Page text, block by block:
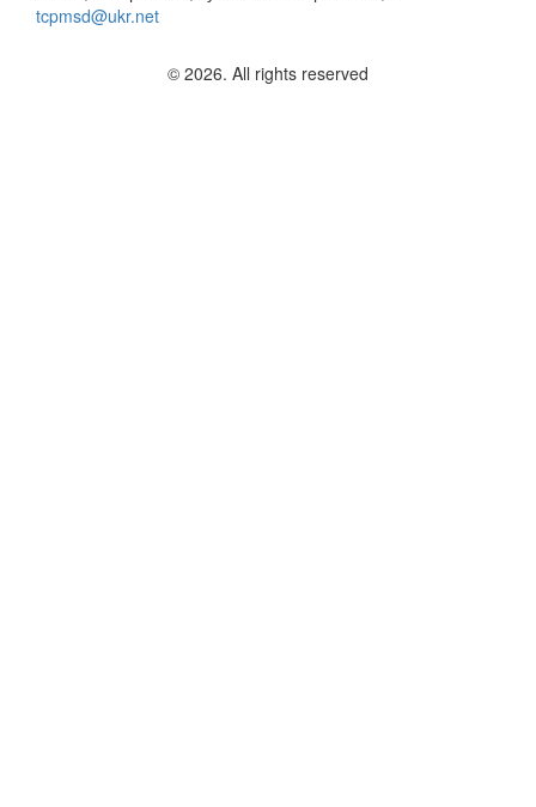
tcpmsd@ukr.net
© 2026. All rights reserved